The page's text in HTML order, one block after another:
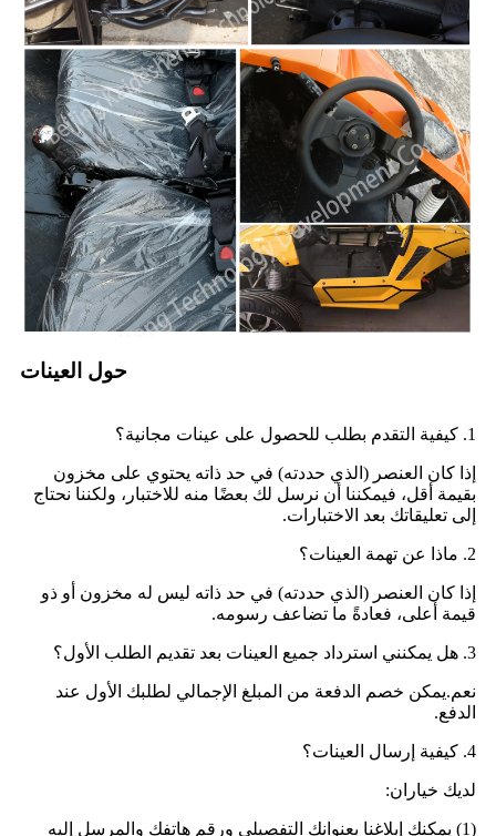
حول العينات
1. كيفية التقدم بطلب للحصول على عينات مجانية؟
إذا كان العنصر (الذي حددته) في حد ذاته يحتوي على مخزون
بقيمة أقل، فيمكننا أن نرسل لك بعضًا منه للاختبار، ولكننا نحتاج
إلى تعليقاتك بعد الاختبارات.
2. ماذا عن تهمة العينات؟
إذا كان العنصر (الذي حددته) في حد ذاته ليس له مخزون أو ذو
قيمة أعلى، فعادةً ما تضاعف رسومه.
3. هل يمكنني استرداد جميع العينات بعد تقديم الطلب الأول؟
نعم.يمكن خصم الدفعة من المبلغ الإجمالي لطلبك الأول عند
الدفع.
4. كيفية إرسال العينات؟
لديك خياران:
(1) يمكنك إبلاغنا بعنوانك التفصيلي ورقم هاتفك والمرسل إليه